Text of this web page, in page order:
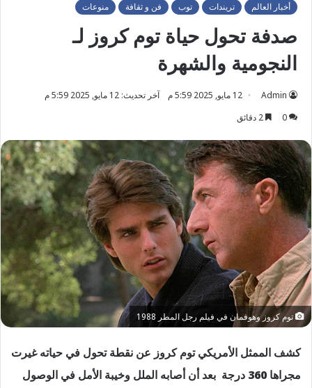
أخبار العالم تريندات توب فن و ثقافة منوعات
صدفة تحول حياة توم كروز لـ
النجومية والشهرة
Admin 12 مايو, 2025 5:59 م
آخر تحديث: 12 مايو, 2025 5:59 م
0
توم كروز وهوفمان في فيلم رجل المطر 1988
كشف الممثل الأمريكي توم كروز عن نقطة تحول في حياته غيرت
مجراها 360 درجة بعد أن أصابه الملل وخيبة الأمل في الوصول